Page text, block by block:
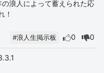
浪人によって蓄えられた応
！
#浪人生掲示板 0 0